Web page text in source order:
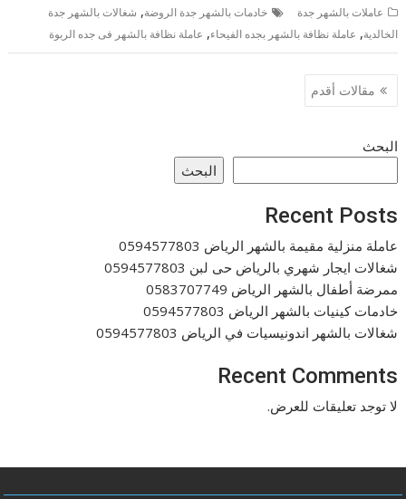
عاملات بالشهر جدة خادمات بالشهر جدة الروضة, شغالات بالشهر جدة
الخالدية, عاملة نظافة بالشهر بجده الفيحاء, عاملة نظافة بالشهر فى جده الربوة
تصفّح
المقالات
مقالات أقدم
البحث
البحث
Recent Posts
عاملة منزلية مقيمة بالشهر الرياض 0594577803
شغالات ايجار شهري بالرياض حى لبن 0594577803
ممرضة أطفال بالشهر الرياض 0583707749
خادمات كينيات بالشهر الرياض 0594577803
شغالات بالشهر اندونيسيات في الرياض 0594577803
Recent Comments
لا توجد تعليقات للعرض.